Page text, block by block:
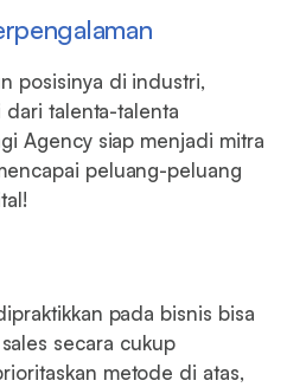
posisinya di industri,
dari talenta-talenta
Agency siap menjadi mitra
peluang-peluang
pada bisnis bisa
secara cukup
metode di atas,